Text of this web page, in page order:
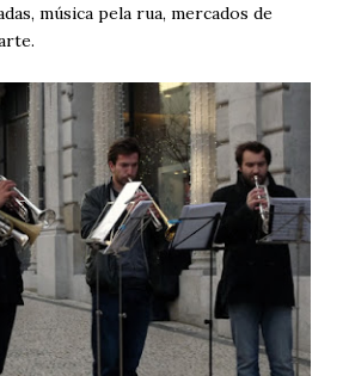
música pela rua, mercados de